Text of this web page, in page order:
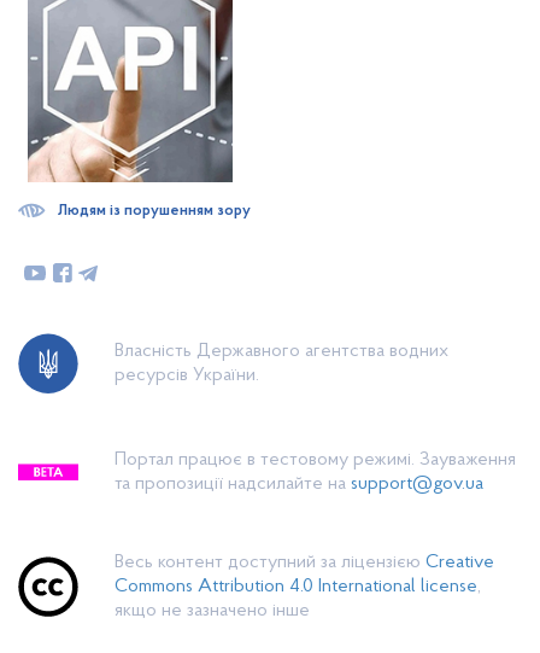
Власність Державного агентства водних
ресурсів України.
Портал працює в тестовому режимі. Зауваження
та пропозиції надсилайте на support@gov.ua
Весь контент доступний за ліцензією Creative
Commons Attribution 4.0 International license,
якщо не зазначено інше
Людям із порушенням зору